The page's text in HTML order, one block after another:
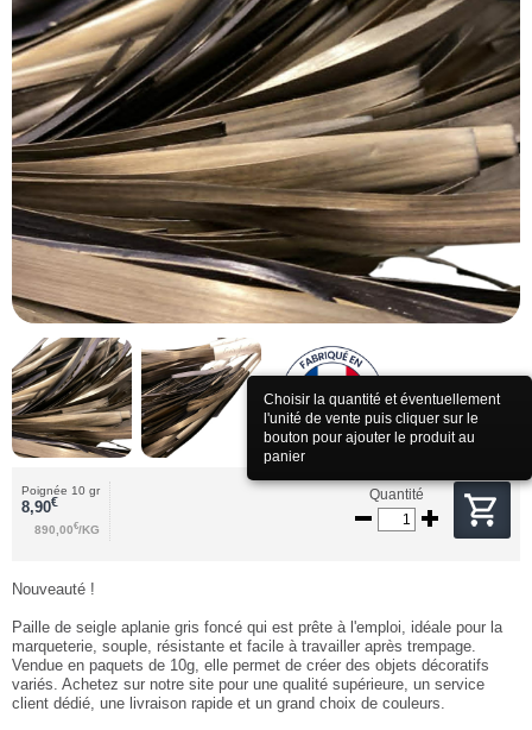
Poignée 10 gr
8,90€
890,00€/KG
Quantité
Nouveauté !
Paille de seigle aplanie gris foncé qui est prête à l'emploi, idéale pour la
marqueterie, souple, résistante et facile à travailler après trempage.
Vendue en paquets de 10g, elle permet de créer des objets décoratifs
variés. Achetez sur notre site pour une qualité supérieure, un service
client dédié, une livraison rapide et un grand choix de couleurs.
Choisir la quantité et éventuellement
l'unité de vente puis cliquer sur le
bouton pour ajouter le produit au
panier